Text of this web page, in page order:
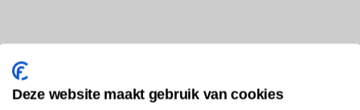
Deze website maakt gebruik van cookies